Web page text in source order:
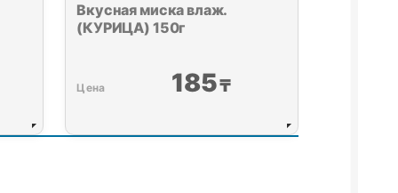
Вкусная миска влаж.
(КУРИЦА) 150г
185₸